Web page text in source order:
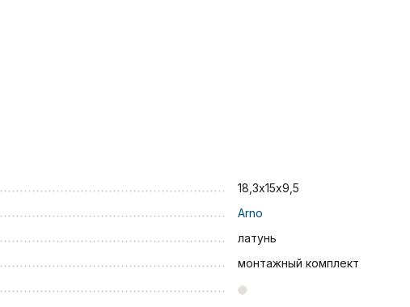
18,3х15х9,5
Arno
латунь
монтажный комплект